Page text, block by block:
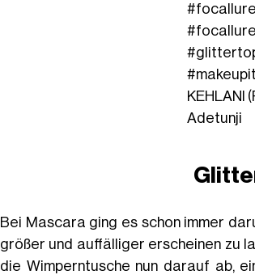
KEHLANI
Adetunji
Bei Mascara ging es schon immer
größer und auffälliger erscheinen zu
die Wimperntusche nun darauf ab,